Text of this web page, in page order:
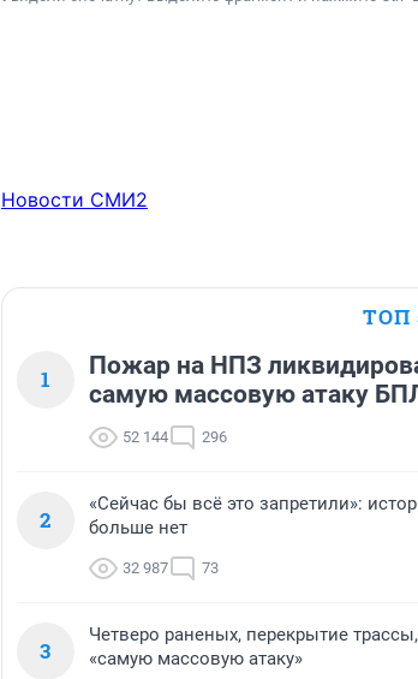
Новости СМИ2
ТОП
1
Пожар на НПЗ
самую массовую атаку
52 144 296
2
«Сейчас бы всё это запретили»:
больше нет
32 987 73
3
Четверо раненых, перекрытие
«самую массовую атаку»